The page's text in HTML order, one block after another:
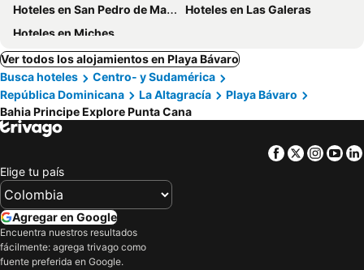
Hoteles en San Pedro de Macoris
Hoteles en Las Galeras
Hoteles en Miches
Ver todos los alojamientos en Playa Bávaro
Busca hoteles
Centro- y Sudamérica
República Dominicana
La Altagracía
Playa Bávaro
Bahia Principe Explore Punta Cana
Facebook
Twitter
Elige tu país
Agregar en Google
Encuentra nuestros resultados
fácilmente: agrega trivago como
fuente preferida en Google.